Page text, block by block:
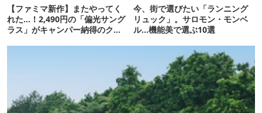
【ファミマ新作】またやってく
れた…！2,490円の「偏光サング
ラス」がキャンパー納得のクオ
今、街で選びたい「ランニング
リュック」。サロモン・モンベ
ル…機能美で選ぶ10選